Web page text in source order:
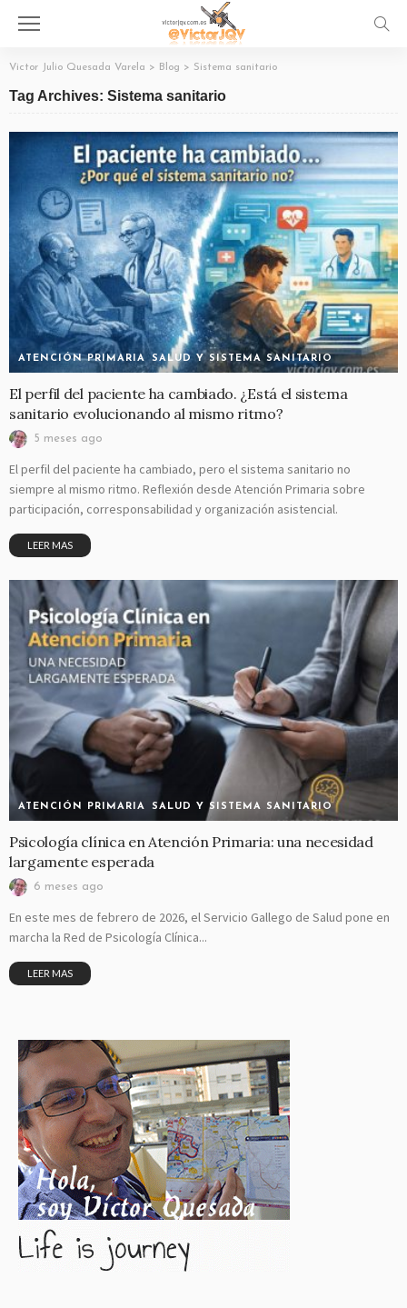
Victor Julio Quesada Varela > Blog > Sistema sanitario
Tag Archives: Sistema sanitario
ATENCIÓN PRIMARIA SALUD Y SISTEMA SANITARIO
El perfil del paciente ha cambiado. ¿Está el sistema
sanitario evolucionando al mismo ritmo?
5 meses ago
El perfil del paciente ha cambiado, pero el sistema sanitario no
siempre al mismo ritmo. Reflexión desde Atención Primaria sobre
participación, corresponsabilidad y organización asistencial.
LEER MAS
ATENCIÓN PRIMARIA SALUD Y SISTEMA SANITARIO
Psicología clínica en Atención Primaria: una necesidad
largamente esperada
6 meses ago
En este mes de febrero de 2026, el Servicio Gallego de Salud pone en
marcha la Red de Psicología Clínica...
LEER MAS